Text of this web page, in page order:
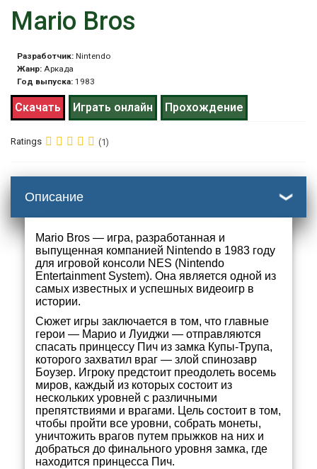
Mario Bros
Разработчик: Nintendo
Жанр: Аркада
Год выпуска: 1983
Скачать Играть онлайн Прохождение
Ratings (1)
Описание
Mario Bros — игра, разработанная и
выпущенная компанией Nintendo в 1983 году
для игровой консоли NES (Nintendo
Entertainment System). Она является одной из
самых известных и успешных видеоигр в
истории.
Сюжет игры заключается в том, что главные
герои — Марио и Луиджи — отправляются
спасать принцессу Пич из замка Купы-Трупа,
которого захватил враг — злой спинозавр
Боузер. Игроку предстоит преодолеть восемь
миров, каждый из которых состоит из
нескольких уровней с различными
препятствиями и врагами. Цель состоит в том,
чтобы пройти все уровни, собрать монеты,
уничтожить врагов путем прыжков на них и
добраться до финального уровня замка, где
находится принцесса Пич.